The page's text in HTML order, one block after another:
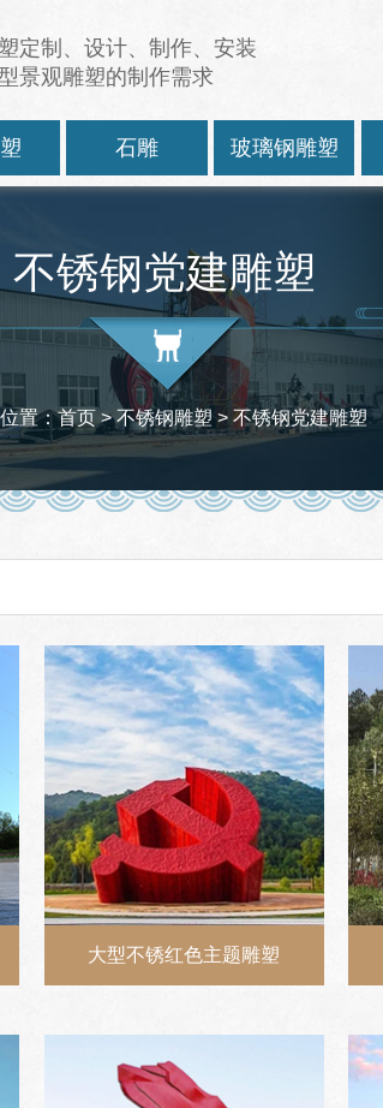
定制、设计、制作、安装
景观雕塑的制作需求
石雕 玻璃钢雕塑
不锈钢党建雕塑
置：首页 >不锈钢雕塑 > 不锈钢党建雕塑
大型不锈红色主题雕塑